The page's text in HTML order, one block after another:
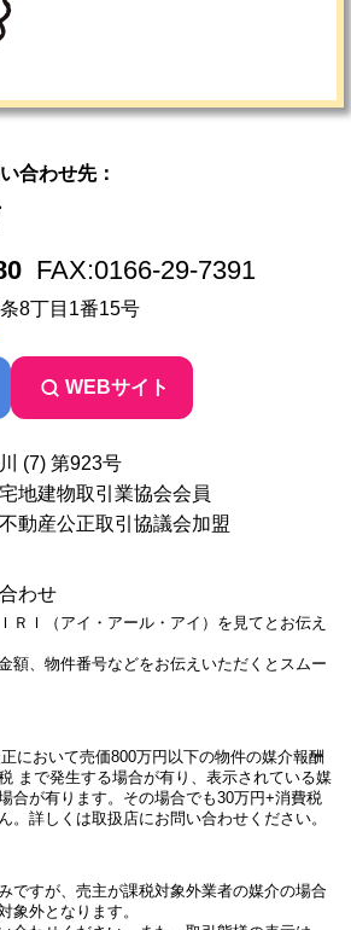
合わせ先：
FAX:0166-29-7391
8丁目1番15号
WEBサイト
(7) 第923号
地建物取引業協会会員
動産公正取引協議会加盟
わせ
ＲＩ（アイ・アール・アイ）を見てとお伝え
額、物件番号などをお伝えいただくとスムー
において売価800万円以下の物件の媒介報酬
まで発生する場合が有り、表示されている媒
合が有ります。その場合でも30万円+消費税
。詳しくは取扱店にお問い合わせください。
ですが、売主が課税対象外業者の媒介の場合
象外となります。